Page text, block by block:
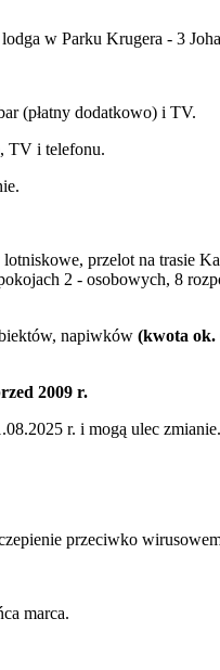
w Parku Krugera - 3
(płatny dodatkowo) i TV.
TV i telefonu.
przelot na trasie
2 - osobowych, 8
napiwków (kwota ok.
2009 r.
r. i mogą ulec zmianie.
przeciwko
marca.